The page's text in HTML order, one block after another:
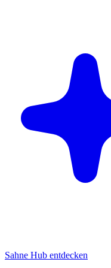
Sahne Hub entdecken